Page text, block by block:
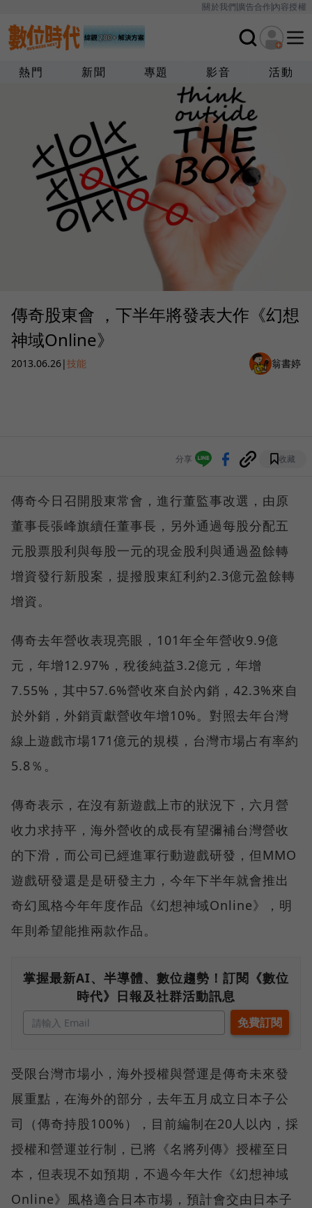
關於我們廣告合作內容授權
熱門 新聞 專題 影音 活動
傳奇股東會 ，下半年將發表大作《幻想
神域Online》
2013.06.26|技能 翁書婷
分享 收藏
傳奇今日召開股東常會，進行董監事改選，由原
董事長張峰旗續任董事長，另外通過每股分配五
元股票股利與每股一元的現金股利與通過盈餘轉
增資發行新股案，提撥股東紅利約2.3億元盈餘轉
增資。
傳奇去年營收表現亮眼，101年全年營收9.9億
元，年增12.97%，稅後純益3.2億元，年增
7.55%，其中57.6%營收來自於內銷，42.3%來自
於外銷，外銷貢獻營收年增10%。對照去年台灣
線上遊戲市場171億元的規模，台灣市場占有率約
5.8％。
傳奇表示，在沒有新遊戲上市的狀況下，六月營
收力求持平，海外營收的成長有望彌補台灣營收
的下滑，而公司已經進軍行動遊戲研發，但MMO
遊戲研發還是是研發主力，今年下半年就會推出
奇幻風格今年年度作品《幻想神域Online》，明
年則希望能推兩款作品。
掌握最新AI、半導體、數位趨勢！訂閱《數位
時代》日報及社群活動訊息
受限台灣市場小，海外授權與營運是傳奇未來發
展重點，在海外的部分，去年五月成立日本子公
司（傳奇持股100%），目前編制在20人以內，採
授權和營運並行制，已將《名將列傳》授權至日
本，但表現不如預期，不過今年大作《幻想神域
Online》風格適合日本市場，預計會交由日本子